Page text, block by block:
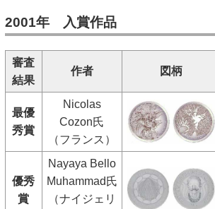
2001年 入賞作品
審査
結果
作者 図柄
最優
秀賞
Nicolas
Cozon氏
（フランス）
優秀
賞
Nayaya Bello
Muhammad氏
（ナイジェリ